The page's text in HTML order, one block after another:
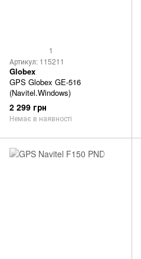
1
Артикул: 115211
Globex
GPS Globex GE-516
(Navitel.Windows)
2 299 грн
Немає в наявності